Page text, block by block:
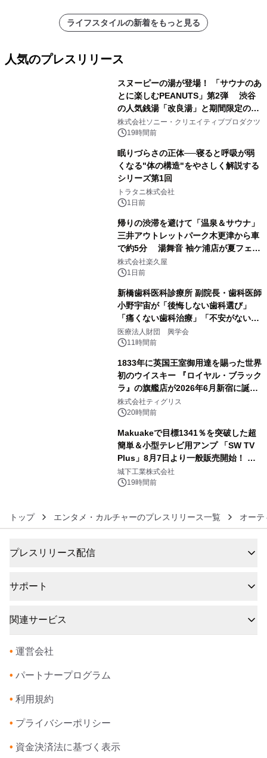
ライフスタイルの新着をもっと見る
人気のプレスリリース
スヌーピーの湯が登場！ 「サウナのあ
とに楽しむPEANUTS」第2弾 渋谷
の人気銭湯「改良湯」と期間限定のコ
ラボレーション サウナイキタイコラ
ボグッズも発売決定！
株式会社ソニー・クリエイティブプロダクツ
19時間前
眠りづらさの正体──寝ると呼吸が弱
くなる"体の構造"をやさしく解説する
シリーズ第1回
トラタニ株式会社
1日前
帰りの渋滞を避けて「温泉＆サウナ」
三井アウトレットパーク木更津から車
で約5分 湯舞音 袖ケ浦店が夏フェア
メニューを提供
株式会社楽久屋
1日前
新橋歯科医科診療所 副院長・歯科医師
小野宇宙が「後悔しない歯科選び」
「痛くない歯科治療」「不安がない治
療計画」をテーマに専門監修
医療法人財団 興学会
11時間前
1833年に英国王室御用達を賜った世界
初のウイスキー 『ロイヤル・ブラック
ラ』の旗艦店が2026年6月新宿に誕
生 バカルディ ジャパンと連携した
没入型バー「BAR Arca」
株式会社ティグリス
20時間前
Makuakeで目標1341％を突破した超
簡単＆小型テレビ用アンプ 「SW TV
Plus」8月7日より一般販売開始！ ケ
ーブル1本つなぐだけ、テレビの音が
ぐっと豊かに
城下工業株式会社
19時間前
トップ エンタメ・カルチャーのプレスリリース一覧 オーテ
プレスリリース配信
サポート
関連サービス
• 運営会社
• パートナープログラム
• 利用規約
• プライバシーポリシー
• 資金決済法に基づく表示